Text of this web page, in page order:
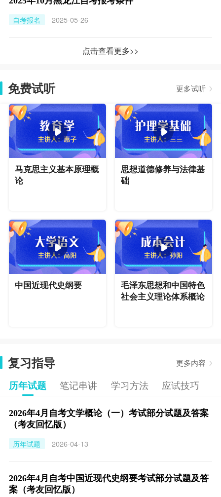
自考报名
2025-05-26
点击查看更多>>
免费试听 更多试听
马克思主义基本原理概
论
思想道德修养与法律基
础
中国近现代史纲要
毛泽东思想和中国特色
社会主义理论体系概论
复习指导 更多内容
历年试题 笔记串讲 学习方法 应试技巧
2026年4月自考文学概论（一）考试部分试题及答案
（考友回忆版）
历年试题
2026-04-13
2026年4月自考中国近现代史纲要考试部分试题及答
案（考友回忆版）